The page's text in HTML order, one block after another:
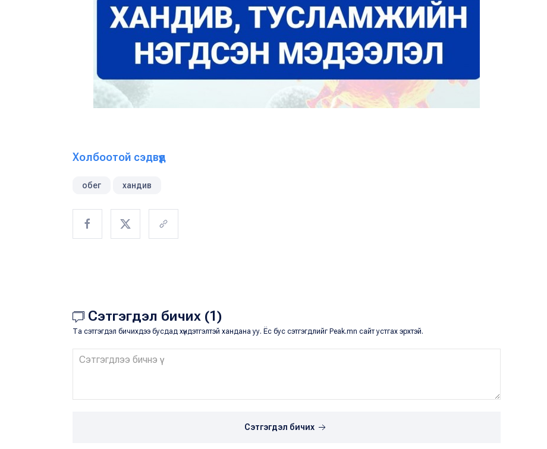
Холбоотой сэдвүүд
обег хандив
Сэтгэгдэл бичих (1)
Та сэтгэгдэл бичихдээ бусдад хүндэтгэлтэй хандана уу. Ёс бус сэтгэгдлийг Peak.mn сайт устгах эрхтэй.
Сэтгэгдэл бичих